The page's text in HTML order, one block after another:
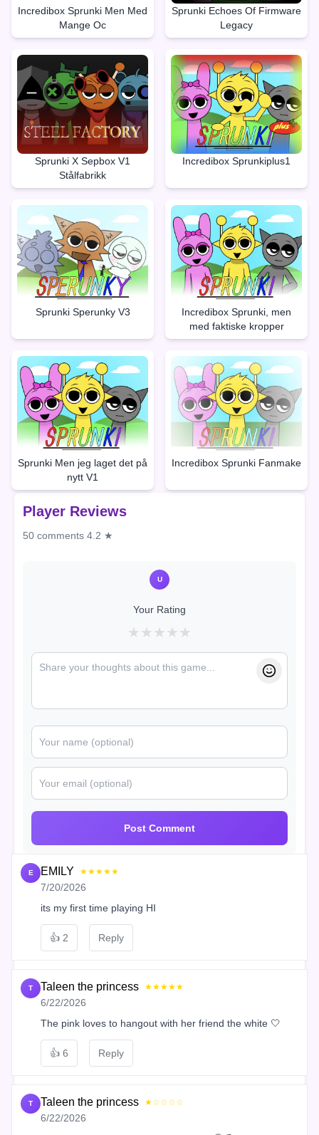
Incredibox Sprunki Men Med
Mange Oc
Sprunki Echoes Of Firmware
Legacy
Sprunki X Sepbox V1
Stålfabrikk
Incredibox Sprunkiplus1
Sprunki Sperunky V3
Incredibox Sprunki, men
med faktiske kropper
Sprunki Men jeg laget det på
nytt V1
Incredibox Sprunki Fanmake
Player Reviews
50 comments 4.2 ★
U
Your Rating
★ ★ ★ ★ ★
Post Comment
E EMILY ★★★★★
7/20/2026
its my first time playing HI
👍 2 Reply
T Taleen the princess ★★★★★
6/22/2026
The pink loves to hangout with her friend the white 🤍
👍 6 Reply
T Taleen the princess ★☆☆☆☆
6/22/2026